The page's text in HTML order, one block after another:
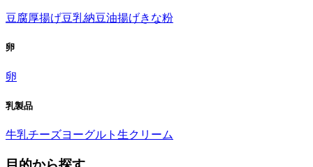
豆腐厚揚げ豆乳納豆油揚げきな粉
卵
卵
乳製品
牛乳チーズヨーグルト 生クリーム